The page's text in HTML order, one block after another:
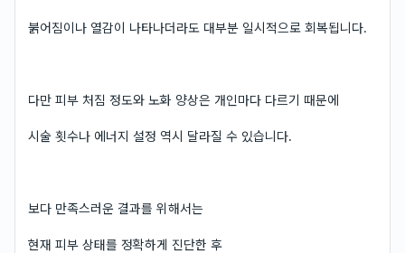
붉어짐이나 열감이 나타나더라도 대부분 일시적으로 회복됩니다.
다만 피부 처짐 정도와 노화 양상은 개인마다 다르기 때문에
시술 횟수나 에너지 설정 역시 달라질 수 있습니다.
보다 만족스러운 결과를 위해서는
현재 피부 상태를 정확하게 진단한 후